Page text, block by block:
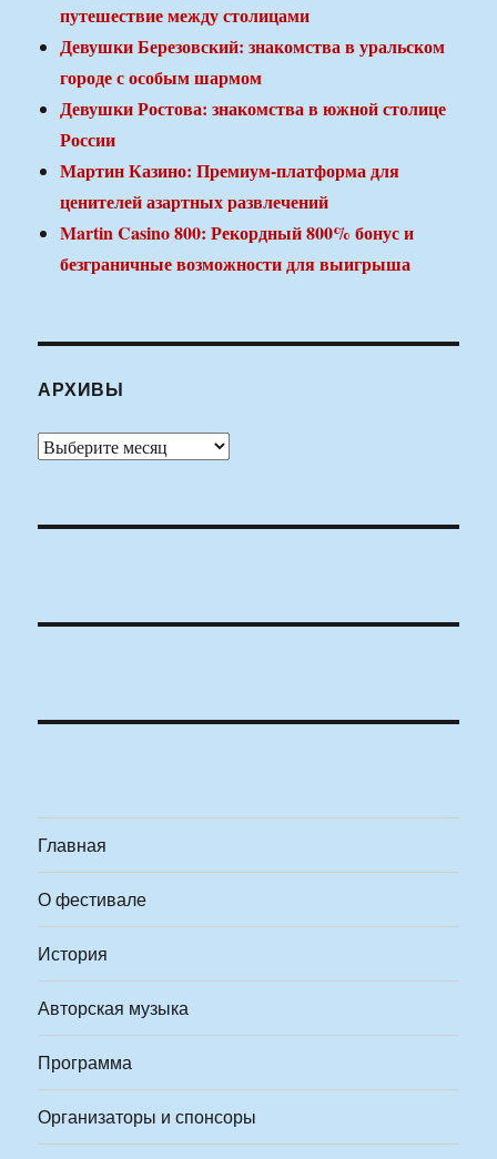
путешествие между столицами
Девушки Березовский: знакомства в уральском
городе с особым шармом
Девушки Ростова: знакомства в южной столице
России
Мартин Казино: Премиум-платформа для
ценителей азартных развлечений
Martin Casino 800: Рекордный 800% бонус и
безграничные возможности для выигрыша
АРХИВЫ
Архивы
Главная
О фестивале
История
Авторская музыка
Программа
Организаторы и спонсоры